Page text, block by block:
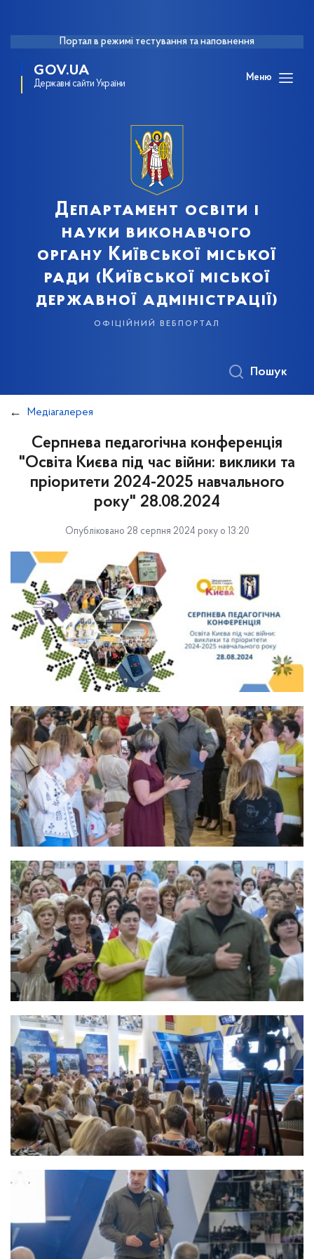
Портал в режимі тестування та наповнення
GOV.UA
Державні сайти України
Меню
Департамент освіти і
науки виконавчого
органу Київської міської
ради (Київської міської
державної адміністрації)
офіційний вебпортал
Пошук
Медіагалерея
Серпнева педагогічна конференція
"Освіта Києва під час війни: виклики та
пріоритети 2024-2025 навчального
року" 28.08.2024
Опубліковано 28 серпня 2024 року о 13:20